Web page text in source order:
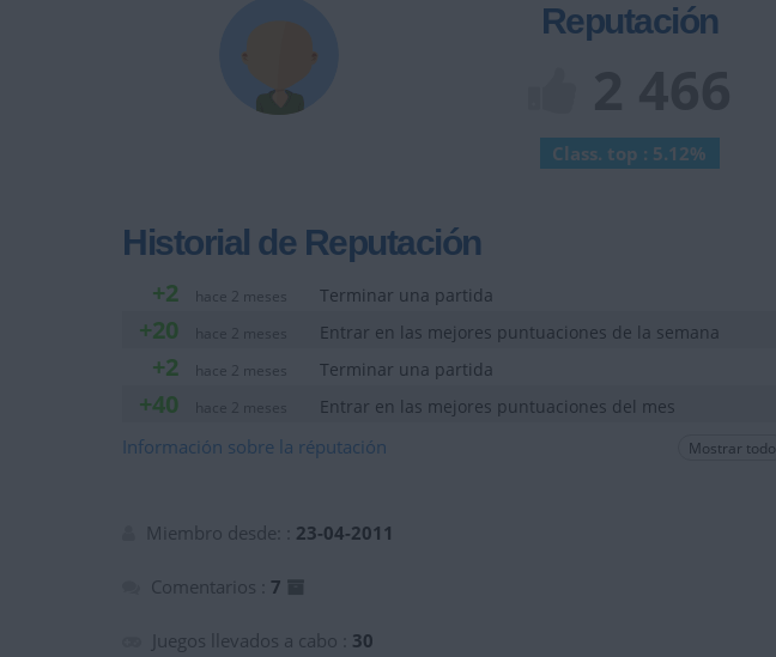
Reputación
Class. top : 5.12%
Historial de Reputación
+2 hace 2 meses Terminar una partida
+20 hace 2 meses Entrar en las mejores puntuaciones de la semana
+2 hace 2 meses Terminar una partida
+40 hace 2 meses Entrar en las mejores puntuaciones del mes
Información sobre la réputación Mostrar todo
Miembro desde: : 23-04-2011
Comentarios : 7
Juegos llevados a cabo : 30